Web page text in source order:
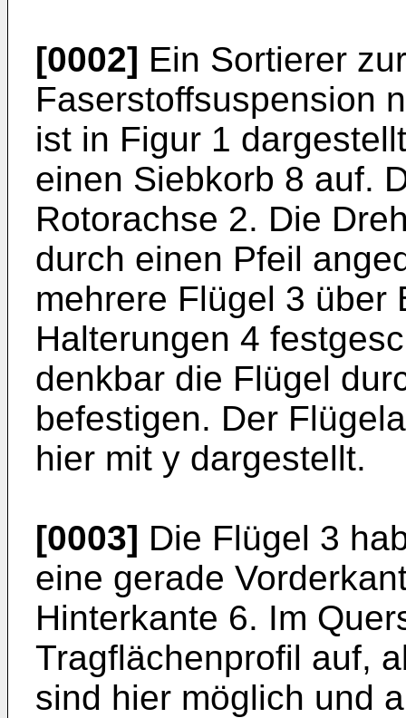
[0002] Ein Sortierer
Faserstoffsuspension
ist in Figur 1
einen Siebkorb 8 auf.
Rotorachse 2. Die
durch einen Pfeil
mehrere Flügel 3 über
Halterungen 4
denkbar die Flügel
befestigen. Der
hier mit y dargestellt.
[0003] Die Flügel 3
eine gerade
Hinterkante 6. Im
Tragflächenprofil auf,
sind hier möglich und